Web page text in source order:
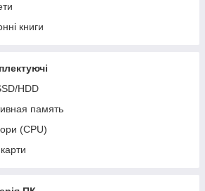
книги
HDD
память
(CPU)